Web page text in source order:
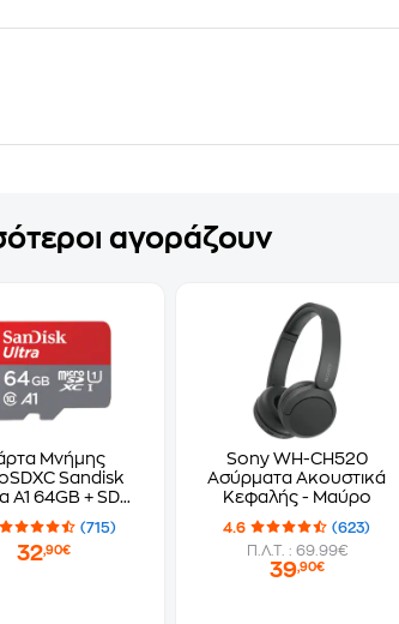
αγοράζουν
Μνήμης
Sandisk
A1 64GB + SD
140MB/s
064G-
GN6MA
(715)
32,90€
Sony WH-CH520
Ασύρματα Ακουστικά
Κεφαλής - Μαύρο
4.6
(623)
Π.Λ.Τ. : 69.99€
39,90€